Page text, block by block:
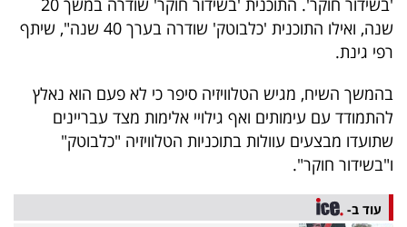
ניוזלטרים
אדום
'בשידור חוקר'. התוכנית 'בשידור חוקר' שודרה במשך 20
שנה, ואילו התוכנית 'כלבוטק' שודרה בערך 40 שנה", שיתף
רפי גינת.
בהמשך השיח, מגיש הטלוויזיה סיפר כי לא פעם הוא נאלץ
להתמודד עם עימותים ואף גילויי אלימות מצד עבריינים
שתועדו מבצעים עוולות בתוכניות הטלוויזיה "כלבוטק"
ו"בשידור חוקר".
עוד ב-